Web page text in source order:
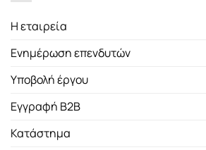
Η εταιρεία
Ενημέρωση επενδυτών
Υποβολή έργου
Εγγραφή B2B
Κατάστημα